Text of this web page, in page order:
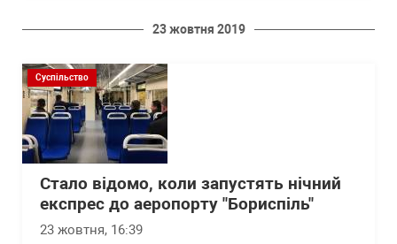
23 жовтня 2019
Суспільство
Стало відомо, коли запустять нічний
експрес до аеропорту "Бориспіль"
23 жовтня, 16:39